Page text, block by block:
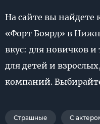
На сайте вы
«Форт Боярд» в
вкус: для новичков
для детей и
компаний.
Страшные С